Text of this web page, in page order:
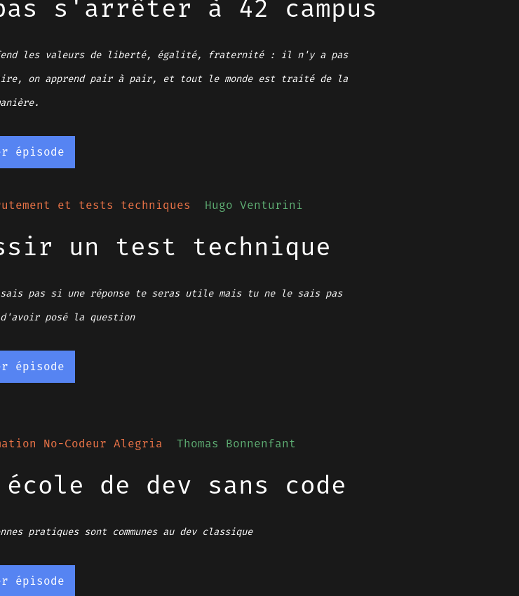
s'arrêter à 42 campus
les valeurs de liberté, égalité, fraternité : il n'y a pas
on apprend pair à pair, et tout le monde est traité de la
épisode
et tests techniques Hugo Venturini
un test technique
sais pas si une réponse te seras utile mais tu ne le sais pas
posé la question
épisode
No-Codeur Alegria Thomas Bonnenfant
école de dev sans code
pratiques sont communes au dev classique
épisode